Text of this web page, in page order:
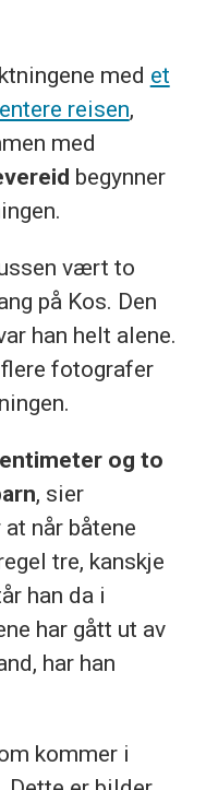
med et
reisen,
med
begynner
vært to
på Kos. Den
han helt alene.
flere fotografer
og to
, sier
når båtene
tre, kanskje
han da i
har gått ut av
har han
kommer i